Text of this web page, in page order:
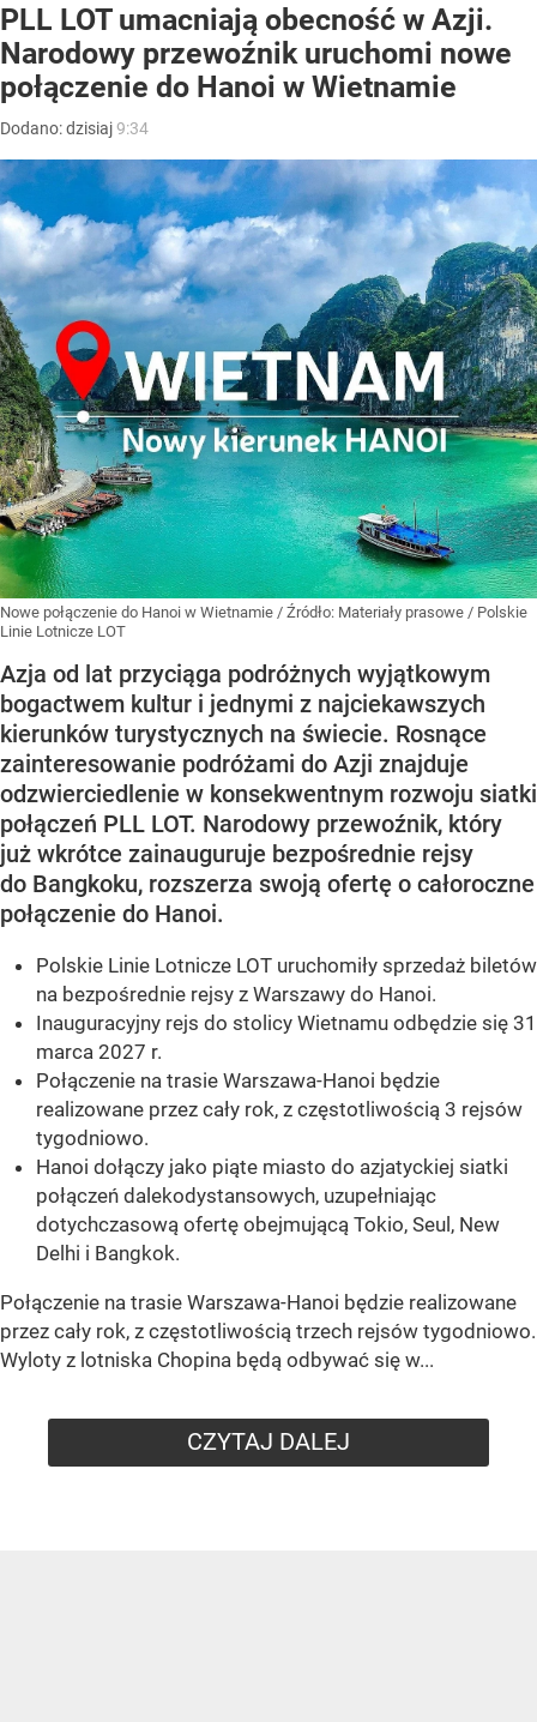
PLL LOT umacniają obecność w Azji.
Narodowy przewoźnik uruchomi nowe
połączenie do Hanoi w Wietnamie
Dodano:dzisiaj9:34
Nowe połączenie do Hanoi w Wietnamie / Źródło: Materiały prasowe / Polskie
Linie Lotnicze LOT
Azja od lat przyciąga podróżnych wyjątkowym
bogactwem kultur i jednymi z najciekawszych
kierunków turystycznych na świecie. Rosnące
zainteresowanie podróżami do Azji znajduje
odzwierciedlenie w konsekwentnym rozwoju siatki
połączeń PLL LOT. Narodowy przewoźnik, który
już wkrótce zainauguruje bezpośrednie rejsy
do Bangkoku, rozszerza swoją ofertę o całoroczne
połączenie do Hanoi.
Polskie Linie Lotnicze LOT uruchomiły sprzedaż biletów
na bezpośrednie rejsy z Warszawy do Hanoi.
Inauguracyjny rejs do stolicy Wietnamu odbędzie się 31
marca 2027 r.
Połączenie na trasie Warszawa-Hanoi będzie
realizowane przez cały rok, z częstotliwością 3 rejsów
tygodniowo.
Hanoi dołączy jako piąte miasto do azjatyckiej siatki
połączeń dalekodystansowych, uzupełniając
dotychczasową ofertę obejmującą Tokio, Seul, New
Delhi i Bangkok.
Połączenie na trasie Warszawa-Hanoi będzie realizowane
przez cały rok, z częstotliwością trzech rejsów tygodniowo.
Wyloty z lotniska Chopina będą odbywać się w...
CZYTAJ DALEJ